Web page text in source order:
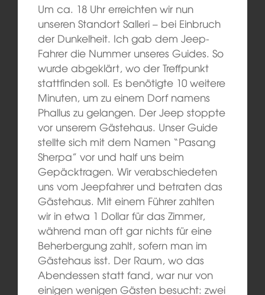
Um ca. 18 Uhr erreichten wir nun
unseren Standort Salleri – bei Einbruch
der Dunkelheit. Ich gab dem Jeep-
Fahrer die Nummer unseres Guides. So
wurde abgeklärt, wo der Treffpunkt
stattfinden soll. Es benötigte 10 weitere
Minuten, um zu einem Dorf namens
Phallus zu gelangen. Der Jeep stoppte
vor unserem Gästehaus. Unser Guide
stellte sich mit dem Namen “Pasang
Sherpa” vor und half uns beim
Gepäcktragen. Wir verabschiedeten
uns vom Jeepfahrer und betraten das
Gästehaus. Mit einem Führer zahlten
wir in etwa 1 Dollar für das Zimmer,
während man oft gar nichts für eine
Beherbergung zahlt, sofern man im
Gästehaus isst. Der Raum, wo das
Abendessen statt fand, war nur von
einigen wenigen Gästen besucht: zwei